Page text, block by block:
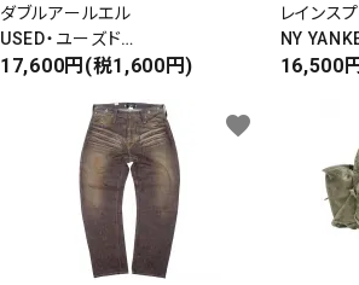
ダブルアールエル
USED・ユーズド
6PANEL CAP
17,600円(税1,600円)
レインス
NY
ニューヨ
16,500
favorite